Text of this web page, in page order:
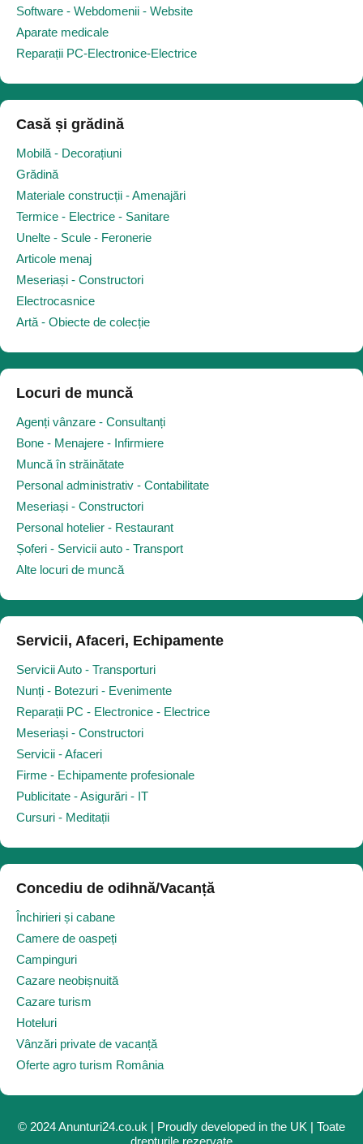
Software - Webdomenii - Website
Aparate medicale
Reparații PC-Electronice-Electrice
Casă și grădină
Mobilă - Decorațiuni
Grădină
Materiale construcții - Amenajări
Termice - Electrice - Sanitare
Unelte - Scule - Feronerie
Articole menaj
Meseriași - Constructori
Electrocasnice
Artă - Obiecte de colecție
Locuri de muncă
Agenți vânzare - Consultanți
Bone - Menajere - Infirmiere
Muncă în străinătate
Personal administrativ - Contabilitate
Meseriași - Constructori
Personal hotelier - Restaurant
Șoferi - Servicii auto - Transport
Alte locuri de muncă
Servicii, Afaceri, Echipamente
Servicii Auto - Transporturi
Nunți - Botezuri - Evenimente
Reparații PC - Electronice - Electrice
Meseriași - Constructori
Servicii - Afaceri
Firme - Echipamente profesionale
Publicitate - Asigurări - IT
Cursuri - Meditații
Concediu de odihnă/Vacanță
Închirieri și cabane
Camere de oaspeți
Campinguri
Cazare neobișnuită
Cazare turism
Hoteluri
Vânzări private de vacanță
Oferte agro turism România
© 2024 Anunturi24.co.uk | Proudly developed in the UK | Toate
drepturile rezervate